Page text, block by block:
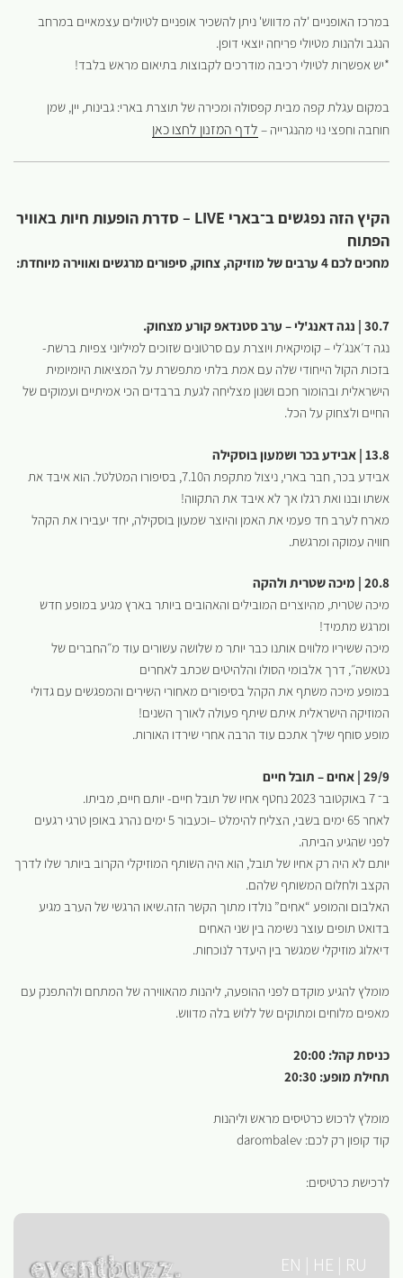
במרכז האופניים 'לה מדווש' ניתן להשכיר אופניים לטיולים עצמאיים במרחב
הנגב ולהנות מטיולי פריחה יוצאי דופן.
*יש אפשרות לטיולי רכיבה מודרכים לקבוצות בתיאום מראש בלבד!
במקום עגלת קפה מבית קפסולה ומכירה של תוצרת בארי: גבינות, יין, שמן
חוחבה וחפצי נוי מהנגרייה – לדף המזנון לחצו כאן
הקיץ הזה נפגשים ב־בארי LIVE – סדרת הופעות חיות באוויר
הפתוח
מחכים לכם 4 ערבים של מוזיקה, צחוק, סיפורים מרגשים ואווירה מיוחדת:
30.7 | נגה דאנג'לי – ערב סטנדאפ קורע מצחוק.
נגה ד׳אנג׳לי – קומיקאית ויוצרת עם סרטונים שזוכים למיליוני צפיות ברשת-
בזכות הקול הייחודי שלה עם אמת בלתי מתפשרת על המציאות היומיומית
הישראלית ובהומור חכם ושנון מצליחה לגעת ברבדים הכי אמיתיים ועמוקים של
החיים ולצחוק על הכל.
13.8 | אבידע בכר ושמעון בוסקילה
אבידע בכר, חבר בארי, ניצול מתקפת ה7.10, בסיפורו המטלטל. הוא איבד את
אשתו ובנו ואת רגלו אך לא איבד את התקווה!
מארח לערב חד פעמי את האמן והיוצר שמעון בוסקילה, יחד יעבירו את הקהל
חוויה עמוקה ומרגשת.
20.8 | מיכה שטרית ולהקה
מיכה שטרית, מהיוצרים המובילים והאהובים ביותר בארץ מגיע במופע חדש
ומרגש מתמיד!
מיכה ששיריו מלווים אותנו כבר יותר מ שלושה עשורים עוד מ״החברים של
נטאשה״, דרך אלבומי הסולו והלהיטים שכתב לאחרים
במופע מיכה משתף את הקהל בסיפורים מאחורי השירים והמפגשים עם גדולי
המוזיקה הישראלית איתם שיתף פעולה לאורך השנים!
מופע סוחף שילך אתכם עוד הרבה אחרי שירדו האורות.
29/9 | אחים – תובל חיים
ב־ 7 באוקטובר 2023 נחטף אחיו של תובל חיים- יותם חיים, מביתו.
לאחר 65 ימים בשבי, הצליח להימלט –וכעבור 5 ימים נהרג באופן טרגי רגעים
לפני שהגיע הביתה.
יותם לא היה רק אחיו של תובל, הוא היה השותף המוזיקלי הקרוב ביותר שלו לדרך
הקצב ולחלום המשותף שלהם.
האלבום והמופע “אחים” נולדו מתוך הקשר הזה.שיאו הרגשי של הערב מגיע
בדואט תופים עוצר נשימה בין שני האחים
דיאלוג מוזיקלי שמגשר בין היעדר לנוכחות.
מומלץ להגיע מוקדם לפני ההופעה, ליהנות מהאווירה של המתחם ולהתפנק עם
מאפים מלוחים ומתוקים של ללוש בלה מדווש.
כניסת קהל: 20:00
תחילת מופע: 20:30
מומלץ לרכוש כרטיסים מראש וליהנות
קוד קופון רק לכם: darombalev
לרכישת כרטיסים: